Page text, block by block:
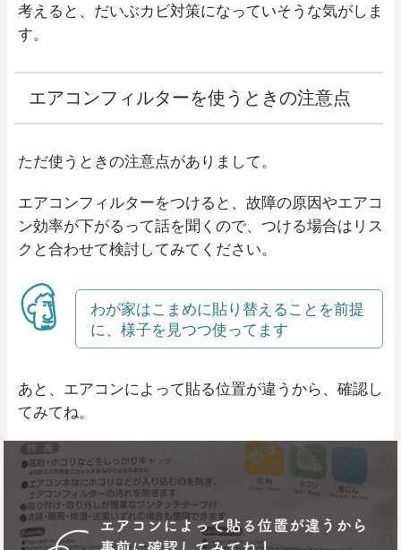
考えると、だいぶカビ対策になっていそうな気がしま
す。
エアコンフィルターを使うときの注意点
ただ使うときの注意点がありまして。
エアコンフィルターをつけると、故障の原因やエアコ
ン効率が下がるって話を聞くので、つける場合はリス
クと合わせて検討してみてください。
わが家はこまめに貼り替えることを前提
に、様子を見つつ使ってます
あと、エアコンによって貼る位置が違うから、確認し
てみてね。